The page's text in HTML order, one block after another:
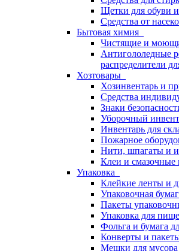
Щетки для обуви
Средства от
Бытовая химия
Чистящие и
Антигололедные
распределители
Хозтовары
Хозинвентарь и
Средства
Знаки
Уборочный
Инвентарь для
Пожарное
Нити, шпагаты и
Клеи и смазочные
Упаковка
Клейкие ленты и
Упаковочная
Пакеты
Упаковка для
Фольга и бумага
Конверты и
Мешки для мусора